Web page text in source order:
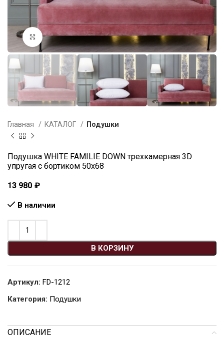
Увеличить
Главная КАТАЛОГ Подушки
Подушка WHITE FAMILIE DOWN трехкамерная 3D
упругая с бортиком 50х68
13 980 ₽
В наличии
В КОРЗИНУ
Артикул: FD-1212
Категория: Подушки
ОПИСАНИЕ